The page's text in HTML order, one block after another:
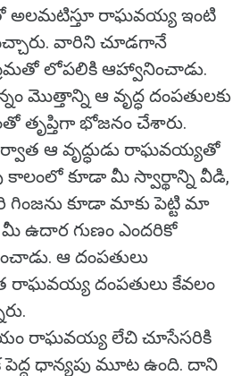
రాఘవయ్య ఇంటి
వారిని చూడగానే
లోపలికి ఆహ్వానించాడు.
మొత్తాన్ని ఆ వృద్ధ దంపతులకు
తృప్తిగా భోజనం చేశారు.
ఆ వృద్ధుడు రాఘవయ్యతో
కూడా మీ స్వార్థాన్ని వీడి,
గింజను కూడా మాకు పెట్టి మా
ఉదార గుణం ఎందరికో
ఆ దంపతులు
దంపతులు కేవలం
రాఘవయ్య లేచి చూసేసరికి
ధాన్యపు మూట ఉంది. దాని